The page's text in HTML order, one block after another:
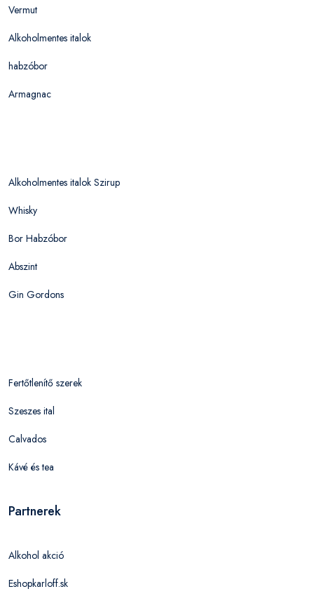
Vermut
Alkoholmentes italok
habzóbor
Armagnac
Alkoholmentes italok Szirup
Whisky
Bor Habzóbor
Abszint
Gin Gordons
Fertőtlenítő szerek
Szeszes ital
Calvados
Kávé és tea
Partnerek
Alkohol akció
Eshopkarloff.sk